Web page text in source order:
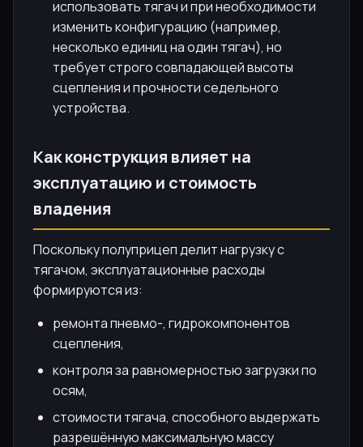
использовать тягач и при необходимости
изменить конфигурацию (например,
несколько единиц на один тягач), но
требует строго совпадающей высоты
сцепления и прочности седельного
устройства.
Как конструкция влияет на
эксплуатацию и стоимость
владения
Поскольку полуприцеп делит нагрузку с
тягачом, эксплуатационные расходы
формируются из:
ремонта пневмо-, гидрокомпонентов
сцепления,
контроля за равномерностью загрузки по
осям,
стоимости тягача, способного выдержать
разрешённую максимальную массу